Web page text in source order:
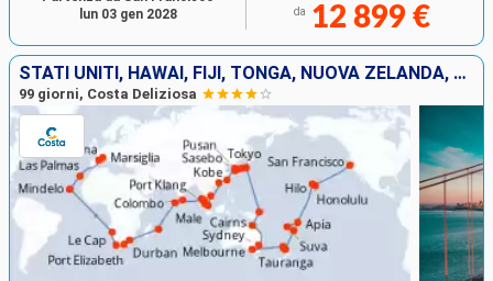
da 12 899 €
lun 03 gen 2028
STATI UNITI, HAWAI, FIJI, TONGA, NUOVA ZELANDA, AUSTRALIA, GIAPPONE, SUD KOREA, TAIWAN, CINA, SINGAPORE, MALESIA, THAILANDIA, SRI LANKA, SUD AFRICA
99 giorni, Costa Deliziosa